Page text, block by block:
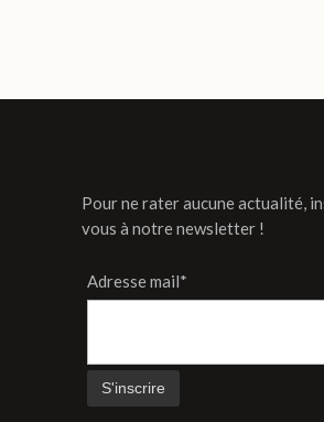
Pour ne rater aucune actualité,
vous à notre newsletter !
Adresse mail*